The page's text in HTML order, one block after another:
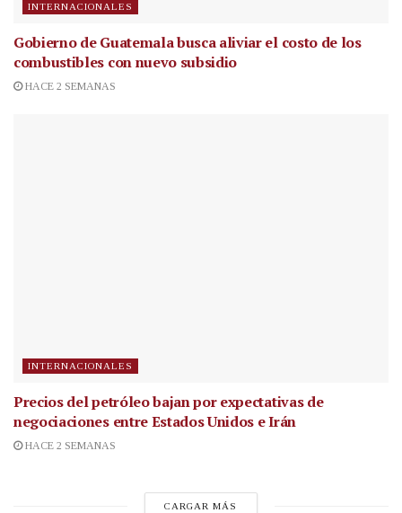
INTERNACIONALES
Gobierno de Guatemala busca aliviar el costo de los
combustibles con nuevo subsidio
HACE 2 SEMANAS
INTERNACIONALES
Precios del petróleo bajan por expectativas de
negociaciones entre Estados Unidos e Irán
HACE 2 SEMANAS
CARGAR MÁS